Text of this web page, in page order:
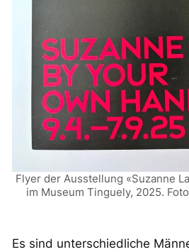
Flyer der Ausstellung «Suzanne
im Museum Tinguely, 2025.
Es sind unterschiedliche